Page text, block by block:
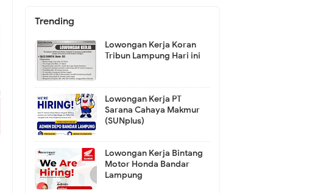
Trending
Lowongan Kerja Koran
Tribun Lampung Hari ini
Lowongan Kerja PT
Sarana Cahaya Makmur
(SUNplus)
Lowongan Kerja Bintang
Motor Honda Bandar
Lampung